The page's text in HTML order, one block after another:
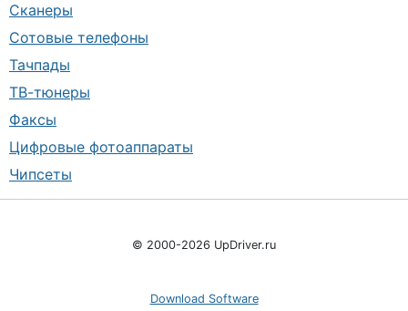
Сканеры
Сотовые телефоны
Тачпады
ТВ-тюнеры
Факсы
Цифровые фотоаппараты
Чипсеты
© 2000-2026 UpDriver.ru
Download Software